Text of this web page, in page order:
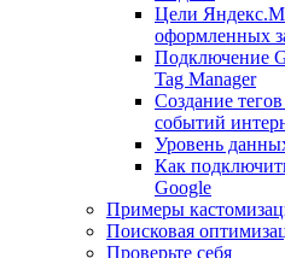
Цели
оформленных
Подключение
Tag Manager
Создание
событий
Уровень
Как
Google
Примеры
Поисковая
Проверьте себя